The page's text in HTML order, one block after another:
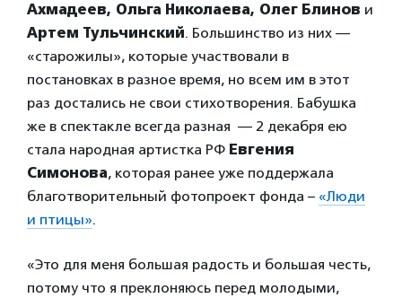
Ахмадеев, Ольга Николаева, Олег Блинов и
Артем Тульчинский. Большинство из них —
«старожилы», которые участвовали в
постановках в разное время, но всем им в этот
раз достались не свои стихотворения. Бабушка
же в спектакле всегда разная — 2 декабря ею
стала народная артистка РФ Евгения
Симонова, которая ранее уже поддержала
благотворительный фотопроект фонда – «Люди
и птицы».
«Это для меня большая радость и большая честь,
потому что я преклоняюсь перед молодыми,